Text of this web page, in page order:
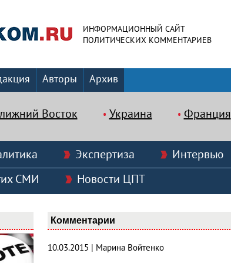
ИНФОРМАЦИОННЫЙ САЙТ
ПОЛИТИЧЕСКИХ КОММЕНТАРИЕВ
Авторы Архив
Восток Украина Франция
Экспертиза Интервью
СМИ Новости ЦПТ
Комментарии
10.03.2015 | Марина Войтенко